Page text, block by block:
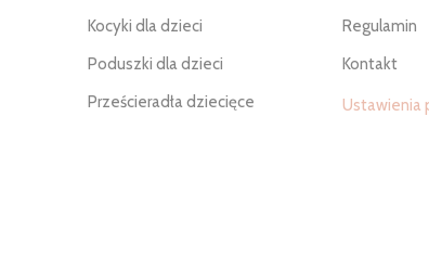
Kocyki dla dzieci
Poduszki dla dzieci
Prześcieradła dziecięce
Regulamin
Kontakt
Ustawienia